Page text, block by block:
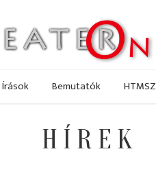
Írások Bemutatók HTMSZ
HÍREK